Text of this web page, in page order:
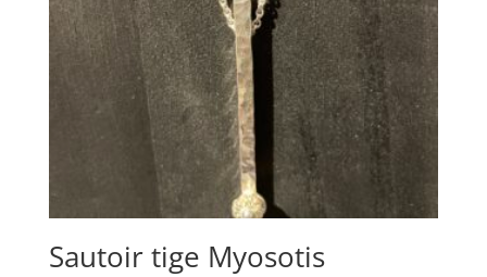
Sautoir tige Myosotis